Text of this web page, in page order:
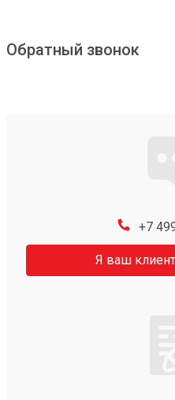
Обратный звонок
+7
Я ваш